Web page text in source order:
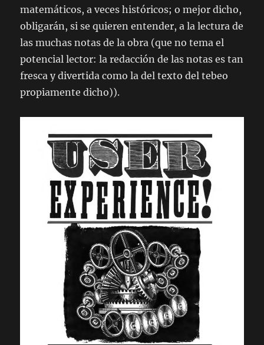
matemáticos, a veces históricos; o mejor dicho,
obligarán, si se quieren entender, a la lectura de
las muchas notas de la obra (que no tema el
potencial lector: la redacción de las notas es tan
fresca y divertida como la del texto del tebeo
propiamente dicho)).